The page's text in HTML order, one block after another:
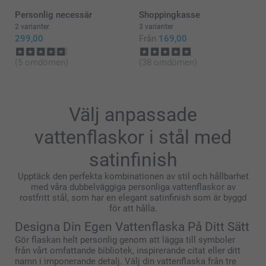
Kirsi @smartphoto
Personlig necessär
2 varianter
299,00
(5 omdömen)
Shoppingkasse
3 varianter
Från 169,00
(38 omdömen)
Välj anpassade
vattenflaskor i stål med
satinfinish
Upptäck den perfekta kombinationen av stil och hållbarhet
med våra dubbelväggiga personliga vattenflaskor av
rostfritt stål, som har en elegant satinfinish som är byggd
för att hålla.
Designa Din Egen Vattenflaska På Ditt Sätt
Gör flaskan helt personlig genom att lägga till symboler
från vårt omfattande bibliotek, inspirerande citat eller ditt
namn i imponerande detalj. Välj din vattenflaska från tre